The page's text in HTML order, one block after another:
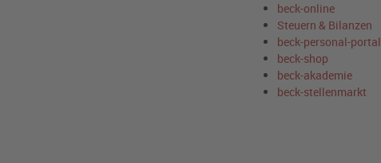
beck-online
Steuern & Bilanzen
beck-personal-portal
beck-shop
beck-akademie
beck-stellenmarkt